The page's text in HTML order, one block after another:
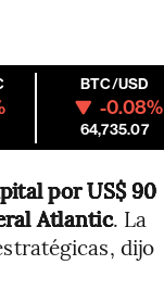
BTC/USD
-0.08%
64,735.07
por US$ 90
Atlantic. La
dijo